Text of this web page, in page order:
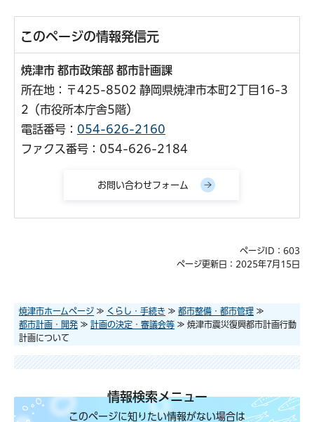
このページの情報発信元
焼津市 都市政策部 都市計画課
所在地：〒425-8502 静岡県焼津市本町2丁目16-3
2（市役所本庁舎5階）
電話番号： 054-626-2160
ファクス番号：054-626-2184
ページID：603
ページ更新日：2025年7月15日
焼津市ホームページ ≫ くらし・手続き ≫ 都市整備・都市管理 ≫
都市計画・開発 ≫ 計画の決定・審議会等 ≫ 焼津市震災復興都市計画行動
計画について
情報検索メニュー
このページに知りたい情報がない場合は